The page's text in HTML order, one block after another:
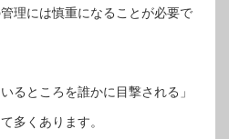
理には慎重になることが必要で
るところを誰かに目撃される」
多くあります。